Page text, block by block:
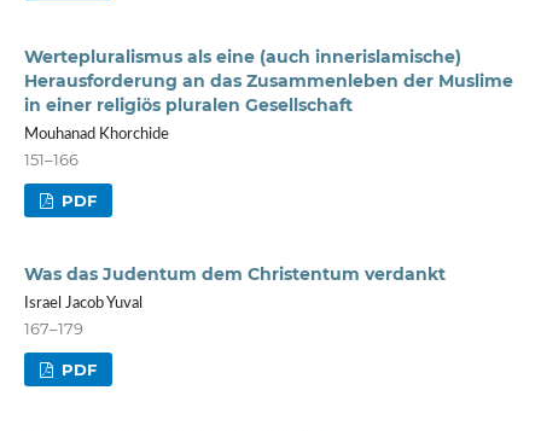
Wertepluralismus als eine (auch innerislamische)
Herausforderung an das Zusammenleben der Muslime
in einer religiös pluralen Gesellschaft
Mouhanad Khorchide
151–166
PDF
Was das Judentum dem Christentum verdankt
Israel Jacob Yuval
167–179
PDF